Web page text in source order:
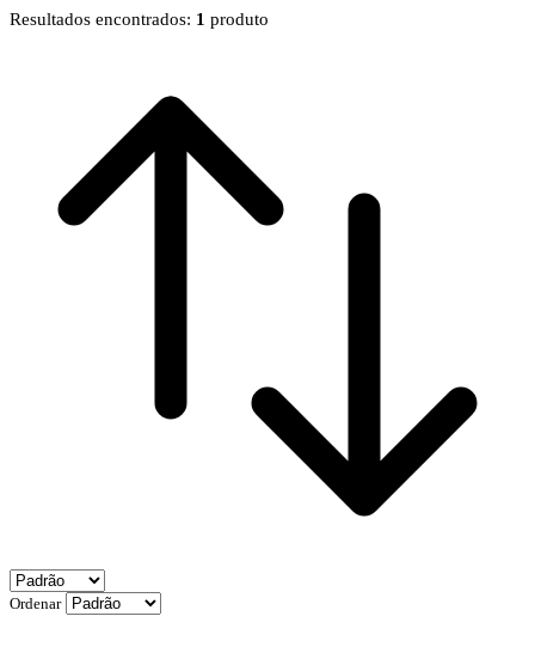
Resultados encontrados: 1 produto
Ordenar